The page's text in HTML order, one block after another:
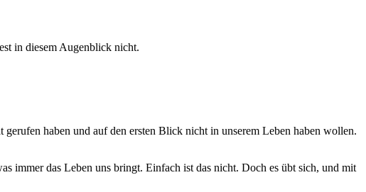
in diesem Augenblick nicht.
haben und auf den ersten Blick nicht in unserem Leben haben wollen.
immer das Leben uns bringt. Einfach ist das nicht. Doch es übt sich, und mit